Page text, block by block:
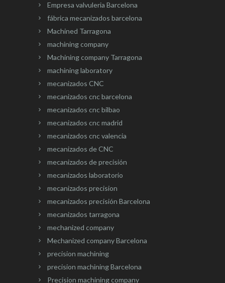
Empresa valvuleria Barcelona
fábrica mecanizados barcelona
Machined Tarragona
machining company
Machining company Tarragona
machining laboratory
mecanizados CNC
mecanizados cnc barcelona
mecanizados cnc bilbao
mecanizados cnc madrid
mecanizados cnc valencia
mecanizados de CNC
mecanizados de precisión
mecanizados laboratorio
mecanizados precision
mecanizados precisión Barcelona
mecanizados tarragona
mechanized company
Mechanized company Barcelona
precision machining
precision machining Barcelona
Precision machining company